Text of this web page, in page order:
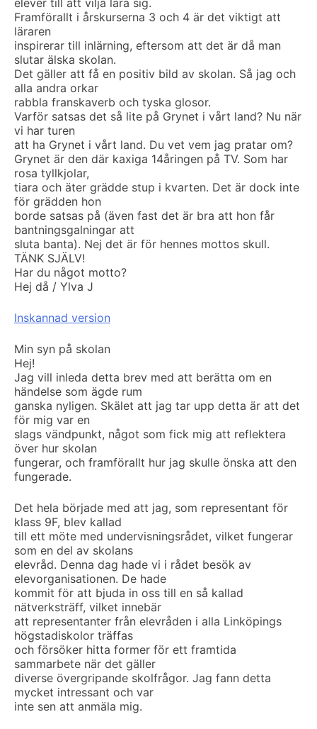
Framförallt i årskurserna 3 och 4 är det viktigt att
läraren
inspirerar till inlärning, eftersom att det är då man
slutar älska skolan.
Det gäller att få en positiv bild av skolan. Så jag och
alla andra orkar
rabbla franskaverb och tyska glosor.
Varför satsas det så lite på Grynet i vårt land? Nu när
vi har turen
att ha Grynet i vårt land. Du vet vem jag pratar om?
Grynet är den där kaxiga 14åringen på TV. Som har
rosa tyllkjolar,
tiara och äter grädde stup i kvarten. Det är dock inte
för grädden hon
borde satsas på (även fast det är bra att hon får
bantningsgalningar att
sluta banta). Nej det är för hennes mottos skull.
TÄNK SJÄLV!
Har du något motto?
Hej då / Ylva J
Inskannad version
Min syn på skolan
Hej!
Jag vill inleda detta brev med att berätta om en
händelse som ägde rum
ganska nyligen. Skälet att jag tar upp detta är att det
för mig var en
slags vändpunkt, något som fick mig att reflektera
över hur skolan
fungerar, och framförallt hur jag skulle önska att den
fungerade.
Det hela började med att jag, som representant för
klass 9F, blev kallad
till ett möte med undervisningsrådet, vilket fungerar
som en del av skolans
elevråd. Denna dag hade vi i rådet besök av
elevorganisationen. De hade
kommit för att bjuda in oss till en så kallad
nätverksträff, vilket innebär
att representanter från elevråden i alla Linköpings
högstadiskolor träffas
och försöker hitta former för ett framtida
sammarbete när det gäller
diverse övergripande skolfrågor. Jag fann detta
mycket intressant och var
inte sen att anmäla mig.